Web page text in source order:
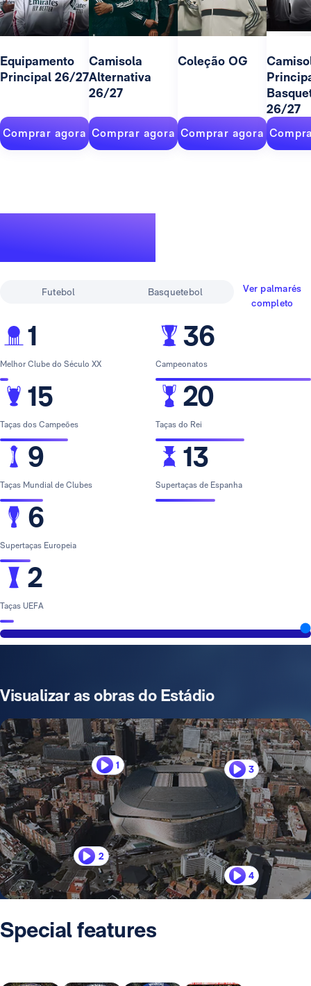
Equipamento
Principal 26/27
Comprar agora
Camisola
Alternativa
26/27
Comprar agora
Coleção OG
Comprar agora
26/27
Futebol Basquetebol
Ver palmarés
completo
1
Melhor Clube do Século XX
15
Taças dos Campeões
9
Taças Mundial de Clubes
6
Supertaças Europeia
2
Taças UEFA
36
Campeonatos
20
Taças do Rei
13
Supertaças de Espanha
Visualizar as obras do Estádio
1
2
3
4
Special features